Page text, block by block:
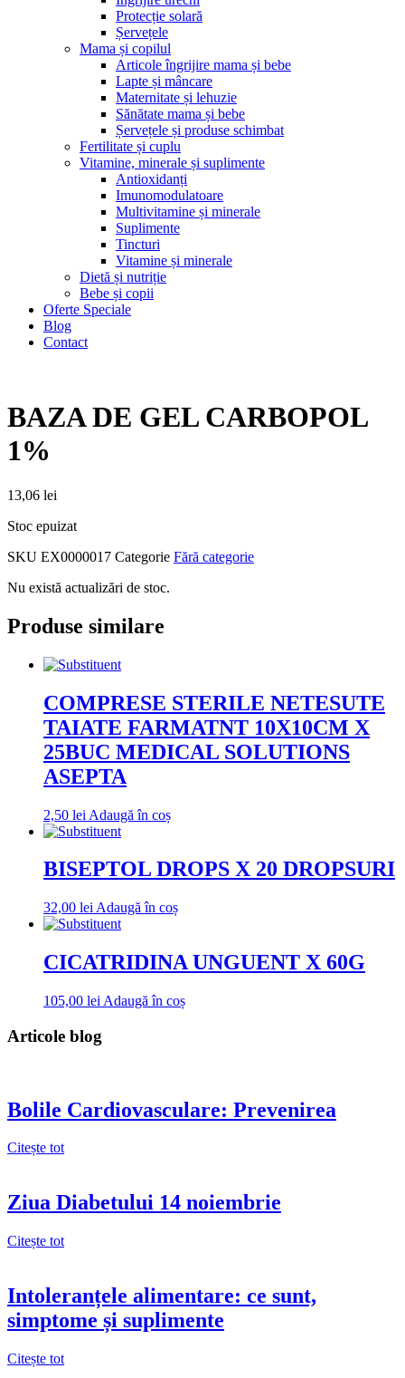
Protecție solară
Șervețele
Mama și copilul
Articole îngrijire mama și bebe
Lapte și mâncare
Maternitate și lehuzie
Sănătate mama și bebe
Șervețele și produse schimbat
Fertilitate și cuplu
Vitamine, minerale și suplimente
Antioxidanți
Imunomodulatoare
Multivitamine și minerale
Suplimente
Tincturi
Vitamine și minerale
Dietă și nutriție
Bebe și copii
Oferte Speciale
Blog
Contact
BAZA DE GEL CARBOPOL
1%
13,06 lei
Stoc epuizat
SKU EX0000017 Categorie Fără categorie
Nu există actualizări de stoc.
Produse similare
COMPRESE STERILE NETESUTE
TAIATE FARMATNT 10X10CM X
25BUC MEDICAL SOLUTIONS
ASEPTA
2,50 lei Adaugă în coș
BISEPTOL DROPS X 20 DROPSURI
32,00 lei Adaugă în coș
CICATRIDINA UNGUENT X 60G
105,00 lei Adaugă în coș
Articole blog
Bolile Cardiovasculare: Prevenirea
Citește tot
Ziua Diabetului 14 noiembrie
Citește tot
Intoleranțele alimentare: ce sunt,
simptome și suplimente
Citește tot